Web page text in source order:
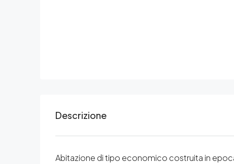
Descrizione
Abitazione di tipo economico costruita in